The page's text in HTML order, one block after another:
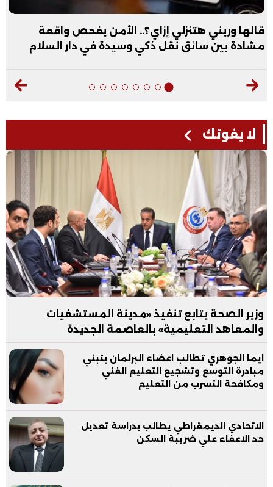
قالها وريني هتنزلي إزاي؟.. الأمن يفحص واقعة
مشادة بين سائق نقل ذكي وسيدة في دار السلام
لا يفوتك
وزير الصحة يتابع تنفيذ «مدينة المستشفيات
والمعاهد التعليمية» بالعاصمة الجديدة
ايما الجوهري تطالب اعضاء البرلمان بتبني
مبادرة التوسع وتشجيع التعليم الفني
ومكافحة التسرب من التعليم
الاتحادي الديمقراطي يطالب بدراسة تعديل
حد الاعفاء علي ضريبة السكن